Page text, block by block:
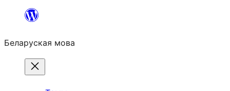
Перайсці
змесціва
Беларуская мова